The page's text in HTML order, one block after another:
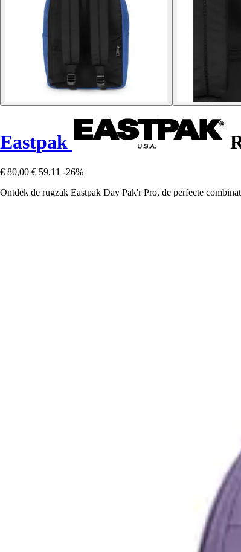
Eastpak
€ 80,00 € 59,11 -26%
Ontdek de rugzak Eastpak Day Pak'r Pro, de perfecte